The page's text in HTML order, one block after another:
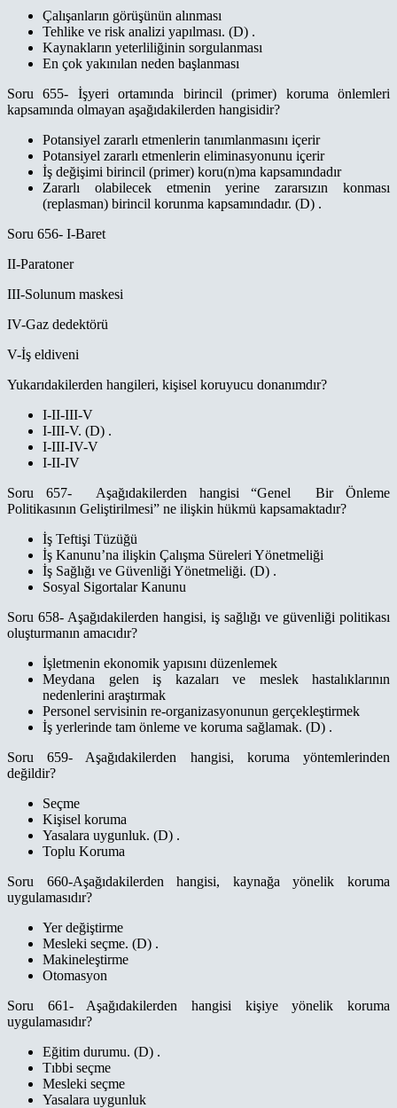
Çalışanların görüşünün alınması
Tehlike ve risk analizi yapılması. (D) .
Kaynakların yeterliliğinin sorgulanması
En çok yakınılan neden başlanması
Soru 655- İşyeri ortamında birincil (primer) koruma önlemleri
kapsamında olmayan aşağıdakilerden hangisidir?
Potansiyel zararlı etmenlerin tanımlanmasını içerir
Potansiyel zararlı etmenlerin eliminasyonunu içerir
İş değişimi birincil (primer) koru(n)ma kapsamındadır
Zararlı olabilecek etmenin yerine zararsızın konması
(replasman) birincil korunma kapsamındadır. (D) .
Soru 656- I-Baret
II-Paratoner
III-Solunum maskesi
IV-Gaz dedektörü
V-İş eldiveni
Yukarıdakilerden hangileri, kişisel koruyucu donanımdır?
I-II-III-V
I-III-V. (D) .
I-III-IV-V
I-II-IV
Soru 657- Aşağıdakilerden hangisi “Genel Bir Önleme
Politikasının Geliştirilmesi” ne ilişkin hükmü kapsamaktadır?
İş Teftişi Tüzüğü
İş Kanunu’na ilişkin Çalışma Süreleri Yönetmeliği
İş Sağlığı ve Güvenliği Yönetmeliği. (D) .
Sosyal Sigortalar Kanunu
Soru 658- Aşağıdakilerden hangisi, iş sağlığı ve güvenliği politikası
oluşturmanın amacıdır?
İşletmenin ekonomik yapısını düzenlemek
Meydana gelen iş kazaları ve meslek hastalıklarının
nedenlerini araştırmak
Personel servisinin re-organizasyonunun gerçekleştirmek
İş yerlerinde tam önleme ve koruma sağlamak. (D) .
Soru 659- Aşağıdakilerden hangisi, koruma yöntemlerinden
değildir?
Seçme
Kişisel koruma
Yasalara uygunluk. (D) .
Toplu Koruma
Soru 660-Aşağıdakilerden hangisi, kaynağa yönelik koruma
uygulamasıdır?
Yer değiştirme
Mesleki seçme. (D) .
Makineleştirme
Otomasyon
Soru 661- Aşağıdakilerden hangisi kişiye yönelik koruma
uygulamasıdır?
Eğitim durumu. (D) .
Tıbbi seçme
Mesleki seçme
Yasalara uygunluk